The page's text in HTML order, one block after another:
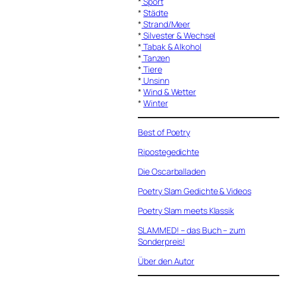
*Städte
* Strand/Meer
* Silvester & Wechsel
* Tabak & Alkohol
* Tanzen
* Tiere
* Unsinn
*Wind & Wetter
*Winter
Best of Poetry
Ripostegedichte
Die Oscarballaden
Poetry Slam Gedichte & Videos
Poetry Slam meets Klassik
SLAMMED! – das Buch – zum
Sonderpreis!
Über den Autor